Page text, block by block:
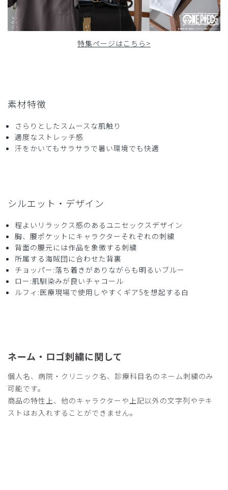
サイズ感
ストレッチ感
当方歯科医院の女性院長です。30代の歯科助手2人のために
買いました。
にもなっているようです。
ップス(男女兼用)/トラファルガー・ロー/XXS
役に立った 0
2026-04-11
小さめ
ストレッチ感よく伸びる
年齢に関係なく有名なキャラクターは話題作りに最適で大変
助かります。
医師向けなのかコメディカルには高価なため、定価がもう少
し安いと購入しやすいのですがご検討をお願いします
特集ページはこちら>
素材特徴
さらりとしたスムースな肌触り
適度なストレッチ感
汗をかいてもサラサラで暑い環境でも快適
シルエット・デザイン
程よいリラックス感のあるユニセックスデザイン
胸、腰ポケットにキャラクターそれぞれの刺繍
背面の腰元には作品を象徴する刺繍
所属する海賊団に合わせた背裏
チョッパー:落ち着きがありながらも明るいブルー
ロー:肌馴染みが良いチャコール
ルフィ:医療現場で使用しやすくギア5を想起する白
ネーム・ロゴ刺繍に関して
個人名、病院・クリニック名、診療科目名のネーム刺繍のみ
可能です。
商品の特性上、他のキャラクターや上記以外の文字列やテキ
ストはお入れすることができません。